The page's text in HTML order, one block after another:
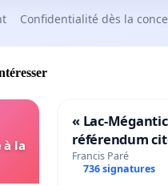
Confidentialité dès la
à la
« Lac-
référendum
transformation
notre territoire
Francis Paré
736 signatures